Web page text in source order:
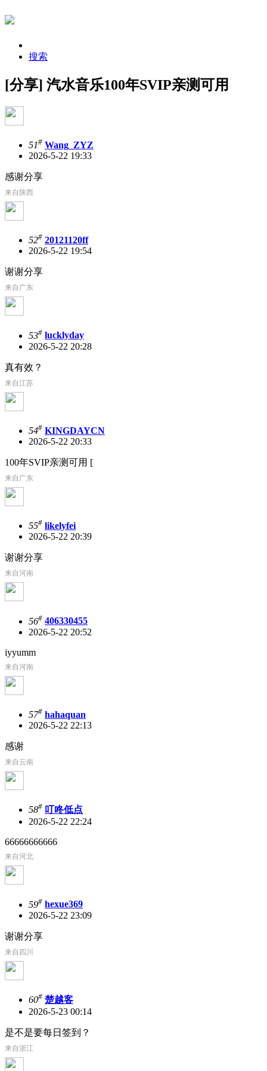
搜索
[分享] 汽水音乐100年SVIP亲测可用
51# Wang_ZYZ
2026-5-22 19:33
感谢分享
来自陕西
52# 20121120ff
2026-5-22 19:54
谢谢分享
来自广东
53# lucklyday
2026-5-22 20:28
真有效？
来自江苏
54# KINGDAYCN
2026-5-22 20:33
100年SVIP亲测可用 [
来自广东
55# likelyfei
2026-5-22 20:39
谢谢分享
来自河南
56# 406330455
2026-5-22 20:52
iyyumm
来自河南
57# hahaquan
2026-5-22 22:13
感谢
来自云南
58# 叮咚低点
2026-5-22 22:24
66666666666
来自河北
59# hexue369
2026-5-22 23:09
谢谢分享
来自四川
60# 楚越客
2026-5-23 00:14
是不是要每日签到？
来自浙江